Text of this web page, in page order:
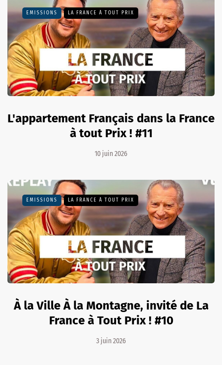
EMISSIONS LA FRANCE À TOUT PRIX
L'appartement Français dans la France
à tout Prix ! #11
10 juin 2026
EMISSIONS LA FRANCE À TOUT PRIX
À la Ville À la Montagne, invité de La
France à Tout Prix ! #10
3 juin 2026